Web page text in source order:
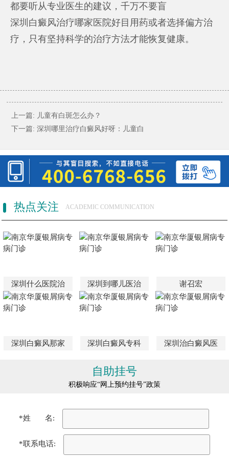
都要听从专业医生的建议，千万不要盲
深圳白癜风治疗哪家医院好目用药或者选择偏方治
疗，只有坚持科学的治疗方法才能恢复健康。
上一篇: 儿童有白斑怎么办？
下一篇: 深圳哪里治疗白癜风好呀：儿童白
热点关注 ACADEMIC COMMUNICATION
深圳什么医院治 深圳到哪儿医治 谢召宏
深圳白癜风那家 深圳白癜风专科 深圳治白癜风医
自助挂号
积极响应“网上预约挂号”政策
*姓 名:
*联系电话: